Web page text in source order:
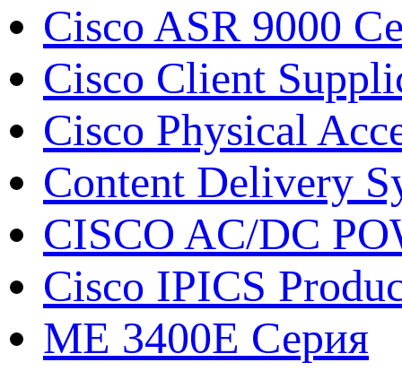
Cisco ASR 9000
Cisco Client
Cisco Physical
Content Delivery
CISCO AC/DC
Cisco IPICS
ME 3400E Серия